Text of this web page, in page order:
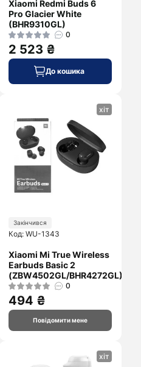
Xiaomi Redmi Buds 6
Pro Glacier White
(BHR9310GL)
0
2 523 ₴
До кошика
хіт
Закінчився
Код: WU-1343
Xiaomi Mi True Wireless
Earbuds Basic 2
(ZBW4502GL/BHR4272GL)
0
494 ₴
Повідомити мене
хіт